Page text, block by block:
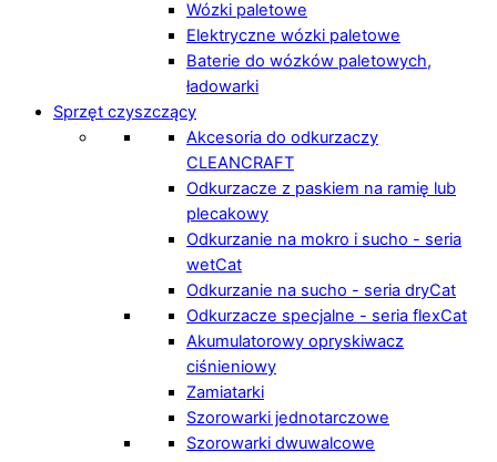
Wózki paletowe
Elektryczne wózki paletowe
Baterie do wózków paletowych,
ładowarki
Sprzęt czyszczący
Akcesoria do odkurzaczy
CLEANCRAFT
Odkurzacze z paskiem na ramię lub
plecakowy
Odkurzanie na mokro i sucho - seria
wetCat
Odkurzanie na sucho - seria dryCat
Odkurzacze specjalne - seria flexCat
Akumulatorowy opryskiwacz
ciśnieniowy
Zamiatarki
Szorowarki jednotarczowe
Szorowarki dwuwalcowe